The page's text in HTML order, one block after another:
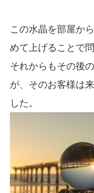
この水晶を部屋か
めて上げることで
それからもその後
が、そのお客様は
した。